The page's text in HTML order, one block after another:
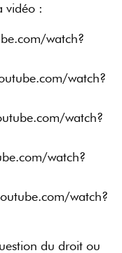
vidéo :
watch?
watch?
watch?
watch?
watch?
du droit ou